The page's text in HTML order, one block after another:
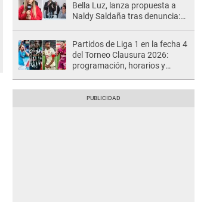
Bella Luz, lanza propuesta a
Naldy Saldaña tras denuncia:
Partidos de Liga 1 en la fecha 4
del Torneo Clausura 2026:
programación, horarios y